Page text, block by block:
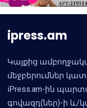
ipress.am
Կայքից
մեջբերումներ
iPress.am-ին
գովազդ(ներ)-ի և/